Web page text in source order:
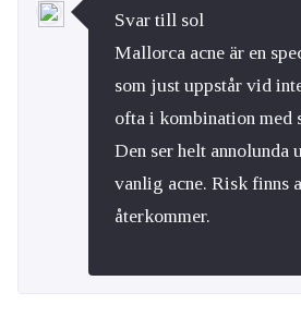
Svar till sol
Mallorca acne är en
som just uppstår vid
ofta i kombination med
Den ser helt annolunda
vanlig acne. Risk finns
återkommer.